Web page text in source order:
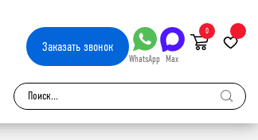
Заказатьзвонок
WhatsApp Max
0